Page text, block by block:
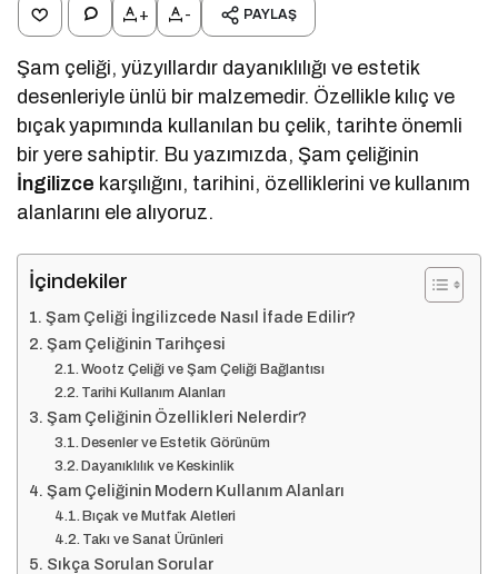
+ - PAYLAŞ
Şam çeliği, yüzyıllardır dayanıklılığı ve estetik
desenleriyle ünlü bir malzemedir. Özellikle kılıç ve
bıçak yapımında kullanılan bu çelik, tarihte önemli
bir yere sahiptir. Bu yazımızda, Şam çeliğinin
İngilizce karşılığını, tarihini, özelliklerini ve kullanım
alanlarını ele alıyoruz.
İçindekiler
Şam Çeliği İngilizcede Nasıl İfade Edilir?
Şam Çeliğinin Tarihçesi
Wootz Çeliği ve Şam Çeliği Bağlantısı
Tarihi Kullanım Alanları
Şam Çeliğinin Özellikleri Nelerdir?
Desenler ve Estetik Görünüm
Dayanıklılık ve Keskinlik
Şam Çeliğinin Modern Kullanım Alanları
Bıçak ve Mutfak Aletleri
Takı ve Sanat Ürünleri
Sıkça Sorulan Sorular